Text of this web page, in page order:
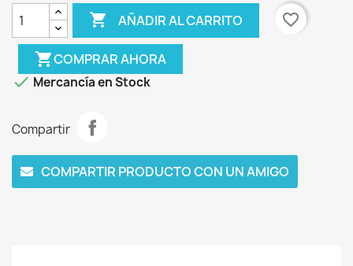
 AÑADIR AL CARRITO favorite_border
shopping_cartCOMPRAR AHORA
 Mercancía en Stock
Compartir
COMPARTIR PRODUCTO CON UN AMIGO